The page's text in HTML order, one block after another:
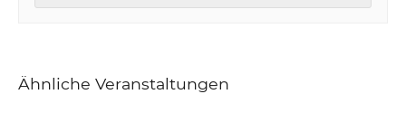
Ähnliche Veranstaltungen